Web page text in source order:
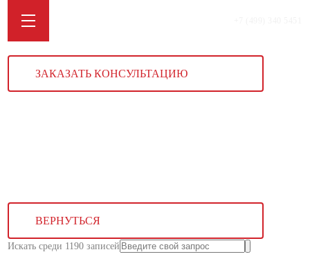
ЗАКАЗАТЬ КОНСУЛЬТАЦИЮ
ВЕРНУТЬСЯ
Искать среди 1190 записей